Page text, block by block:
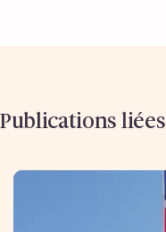
Publications liées